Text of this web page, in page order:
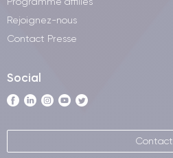
Rejoignez-nous
Contact Presse
Social
Contact